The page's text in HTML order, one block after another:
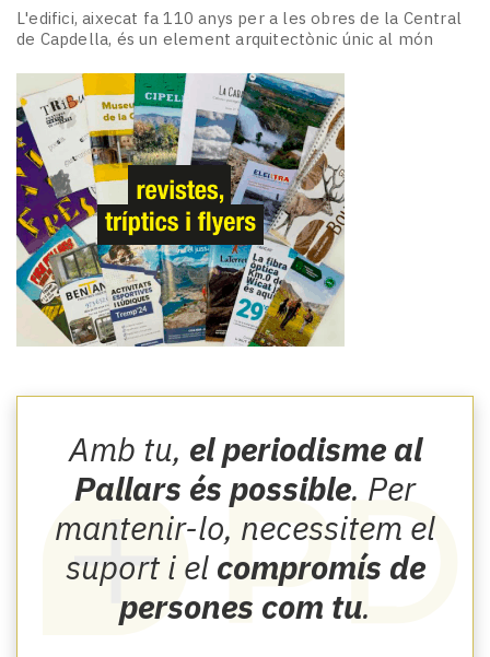
L'edifici, aixecat fa 110 anys per a les obres de la Central
de Capdella, és un element arquitectònic únic al món
Amb tu, el periodisme al
Pallars és possible. Per
mantenir-lo, necessitem el
suport i el compromís de
persones com tu.